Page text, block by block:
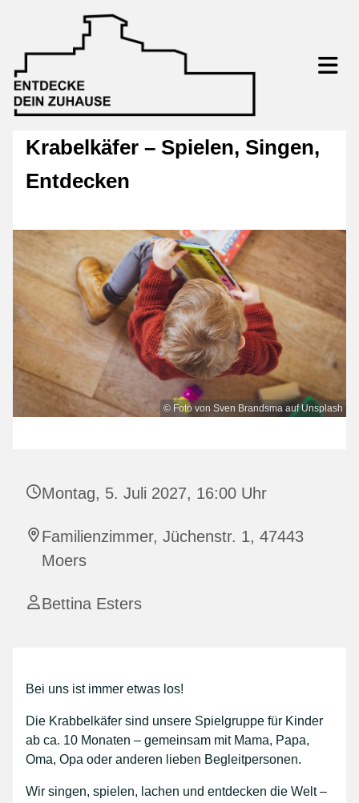
Krabelkäfer – Spielen, Singen,
Entdecken
© Foto von Sven Brandsma auf Unsplash
Montag, 5. Juli 2027, 16:00 Uhr
Familienzimmer, Jüchenstr. 1, 47443
Moers
Bettina Esters
Bei uns ist immer etwas los!
Die Krabbelkäfer sind unsere Spielgruppe für Kinder
ab ca. 10 Monaten – gemeinsam mit Mama, Papa,
Oma, Opa oder anderen lieben Begleitpersonen.
Wir singen, spielen, lachen und entdecken die Welt –